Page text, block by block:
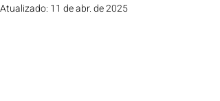
Atualizado: 11 de abr. de 2025